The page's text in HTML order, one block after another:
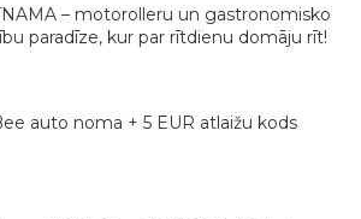
– motorolleru un gastronomisko
paradīze, kur par rītdienu domāju rīt!
auto noma + 5 EUR atlaižu kods